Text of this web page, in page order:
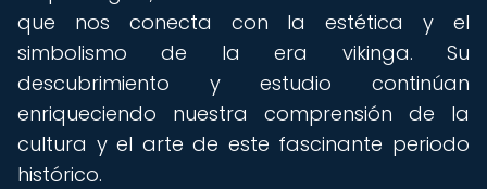
que nos conecta con la estética y el
simbolismo de la era vikinga. Su
descubrimiento y estudio continúan
enriqueciendo nuestra comprensión de la
cultura y el arte de este fascinante periodo
histórico.